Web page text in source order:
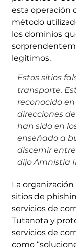
esta operación
método
los dominios
legítimos.
Estos sitios
transporte.
reconocido
direcciones
han sido en
enseñado a
discernir
dijo Amnistía
La
sitios de
servicios de
Tutanota y
servicios de
como